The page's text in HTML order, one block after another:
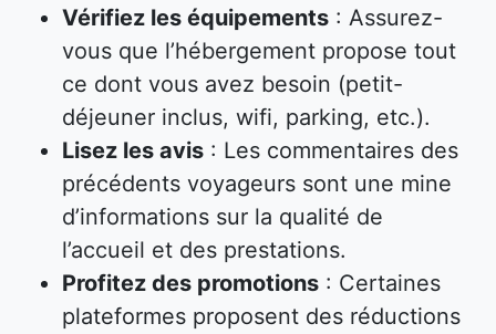
Vérifiez les équipements : Assurez-
vous que l’hébergement propose tout
ce dont vous avez besoin (petit-
déjeuner inclus, wifi, parking, etc.).
Lisez les avis : Les commentaires des
précédents voyageurs sont une mine
d’informations sur la qualité de
l’accueil et des prestations.
Profitez des promotions : Certaines
plateformes proposent des réductions